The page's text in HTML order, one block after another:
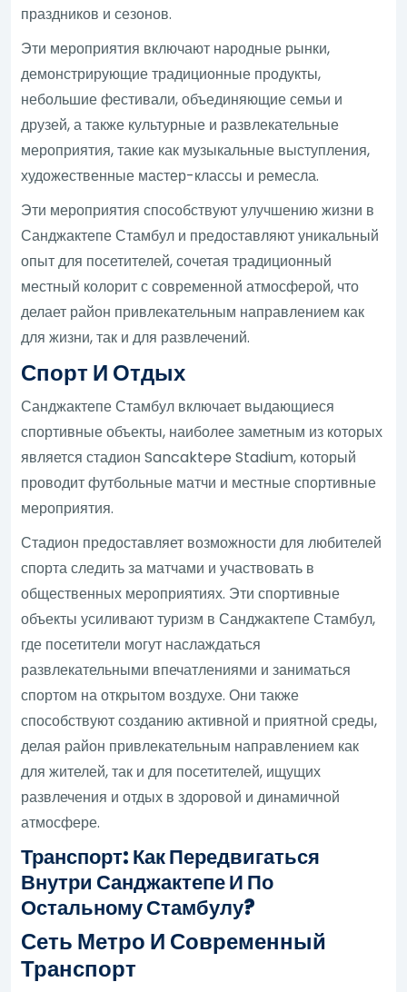
праздников и сезонов.
Эти мероприятия включают народные рынки,
демонстрирующие традиционные продукты,
небольшие фестивали, объединяющие семьи и
друзей, а также культурные и развлекательные
мероприятия, такие как музыкальные выступления,
художественные мастер-классы и ремесла.
Эти мероприятия способствуют улучшению жизни в
Санджактепе Стамбул и предоставляют уникальный
опыт для посетителей, сочетая традиционный
местный колорит с современной атмосферой, что
делает район привлекательным направлением как
для жизни, так и для развлечений.
Спорт И Отдых
Санджактепе Стамбул включает выдающиеся
спортивные объекты, наиболее заметным из которых
является стадион Sancaktepe Stadium, который
проводит футбольные матчи и местные спортивные
мероприятия.
Стадион предоставляет возможности для любителей
спорта следить за матчами и участвовать в
общественных мероприятиях. Эти спортивные
объекты усиливают туризм в Санджактепе Стамбул,
где посетители могут наслаждаться
развлекательными впечатлениями и заниматься
спортом на открытом воздухе. Они также
способствуют созданию активной и приятной среды,
делая район привлекательным направлением как
для жителей, так и для посетителей, ищущих
развлечения и отдых в здоровой и динамичной
атмосфере.
Транспорт: Как Передвигаться
Внутри Санджактепе И По
Остальному Стамбулу?
Сеть Метро И Современный
Транспорт